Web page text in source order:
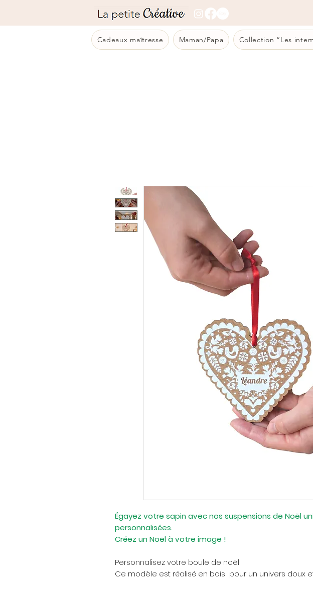
Cadeaux maîtresse Maman/Papa Collection “Les
Égayez votre sapin avec nos suspensions de Noël
personnalisées.
Créez un Noël à votre image !
Personnalisez votre boule de noël
Ce modèle est réalisé en bois pour un univers doux